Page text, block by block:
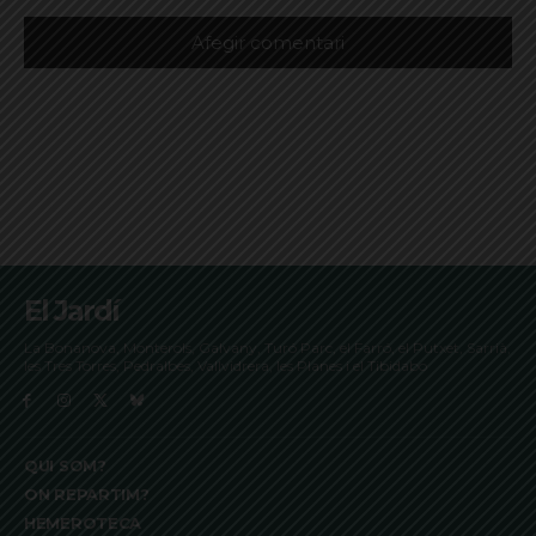
El Jardí
La Bonanova, Monterols, Galvany, Turó Parc, el Farró, el Putxet, Sarrià,
les Tres Torres, Pedralbes, Vallvidrera, les Planes i el Tibidabo
QUI SOM?
ON REPARTIM?
HEMEROTECA